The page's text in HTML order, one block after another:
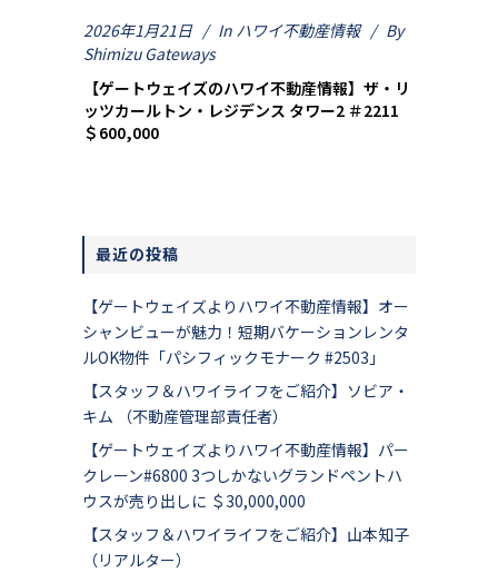
2026年1月21日 In ハワイ不動産情報
By
Shimizu Gateways
【ゲートウェイズのハワイ不動産情報】ザ・リ
ッツカールトン・レジデンス タワー2 ＃2211
＄600,000
最近の投稿
【ゲートウェイズよりハワイ不動産情報】オー
シャンビューが魅力！短期バケーションレンタ
ルOK物件「パシフィックモナーク #2503」
【スタッフ＆ハワイライフをご紹介】ソビア・
キム （不動産管理部責任者）
【ゲートウェイズよりハワイ不動産情報】パー
クレーン#6800 3つしかないグランドペントハ
ウスが売り出しに ＄30,000,000
【スタッフ＆ハワイライフをご紹介】山本知子
（リアルター）